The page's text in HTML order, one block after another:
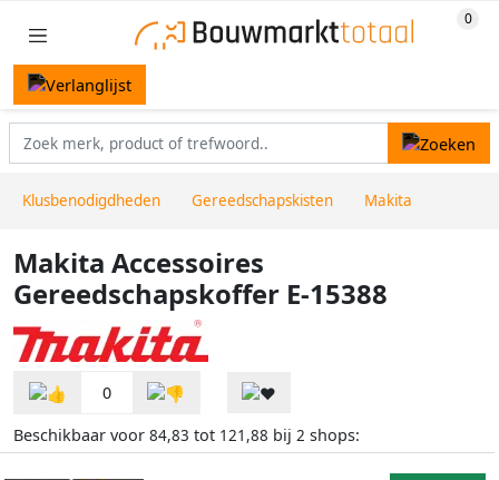
Klusbenodigdheden Gereedschapskisten Makita
Makita Accessoires
Gereedschapskoffer E-15388
0
Beschikbaar voor 84,83 tot 121,88 bij 2 shops: